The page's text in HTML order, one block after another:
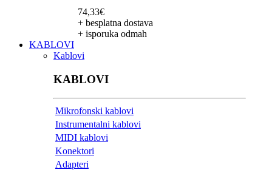
74,33€
+ besplatna dostava
+ isporuka odmah
KABLOVI
Kablovi
KABLOVI
Mikrofonski kablovi
Instrumentalni kablovi
MIDI kablovi
Konektori
Adapteri